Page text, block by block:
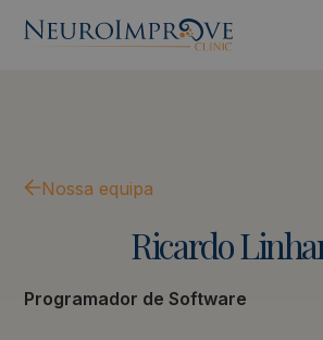
Nossa equipa
Ricardo
Programador de Software